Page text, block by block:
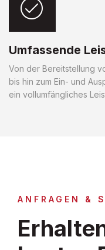
Umfassende
Von der Bereitstellung
bis hin zum Ein- und
ein vollumfängliches
ANFRAGEN &